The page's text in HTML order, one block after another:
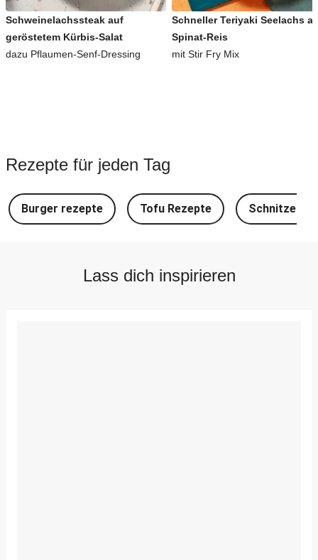
Schweinelachssteak auf
geröstetem Kürbis-Salat
dazu Pflaumen-Senf-Dressing
Schneller Teriyaki Seelachs
Spinat-Reis
mit Stir Fry Mix
Rezepte für jeden Tag
Burger rezepte Tofu Rezepte Schnitzel
Lass dich inspirieren